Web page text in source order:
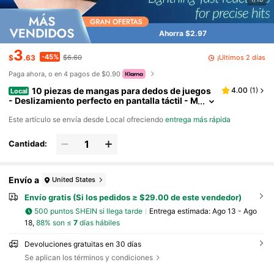
Ahorra $2.97
$3.63 -45% $6.60
¡Últimos 2 días
Paga ahora, o en 4 pagos de $0.90
Local 10 piezas de mangas para dedos de juegos
- Deslizamiento perfecto en pantalla táctil - M
dales gamer profesionales - Accesorios para telé
4.00 (1)
Este artículo se envía desde Local ofreciendoentrega más rápida
Cantidad:
Envío a United States
Envío gratis (Si los pedidos ≥ $29.00 de este vendedor)
500 puntos SHEIN si llega tarde Entrega estimada: Ago 13 - Ago
18, 88% son ≤ 7días hábiles
Devoluciones gratuitas en 30 días
Se aplican los términos y condiciones